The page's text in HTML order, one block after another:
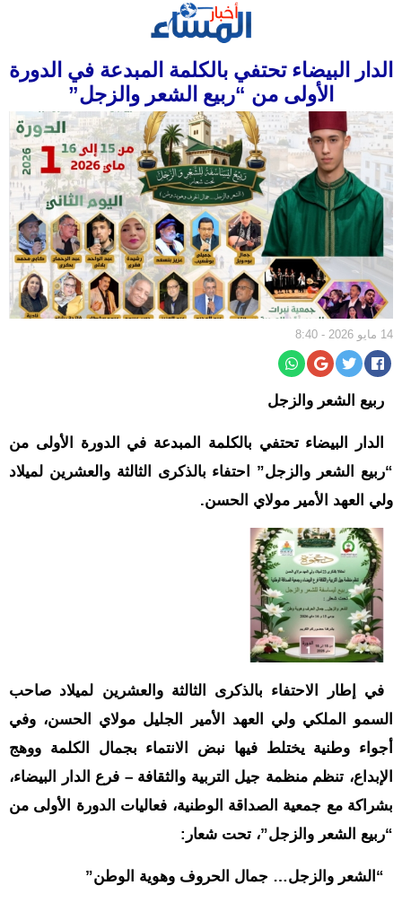
سياسة
مجتمع
إقتصاد
أخبار
الجالية
جهات
فن
رياضة
المرأة
حوادث
قناة
اخبار
المساء
الدار البيضاء تحتفي بالكلمة المبدعة في الدورة
الأولى من “ربيع الشعر والزجل”
14 مايو 2026 - 8:40
ربيع الشعر والزجل
الدار البيضاء تحتفي بالكلمة المبدعة في الدورة الأولى من
“ربيع الشعر والزجل” احتفاء بالذكرى الثالثة والعشرين لميلاد
ولي العهد الأمير مولاي الحسن.
في إطار الاحتفاء بالذكرى الثالثة والعشرين لميلاد صاحب
السمو الملكي ولي العهد الأمير الجليل مولاي الحسن، وفي
أجواء وطنية يختلط فيها نبض الانتماء بجمال الكلمة ووهج
الإبداع، تنظم منظمة جيل التربية والثقافة – فرع الدار البيضاء،
بشراكة مع جمعية الصداقة الوطنية، فعاليات الدورة الأولى من
“ربيع الشعر والزجل”، تحت شعار:
“الشعر والزجل… جمال الحروف وهوية الوطن”